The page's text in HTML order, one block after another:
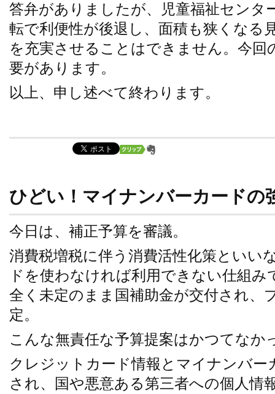
答弁がありましたが、児童福祉センタ
転で利便性が後退し、面積も狭くなる
を充実させることはできません。今回
要があります。
以上、申し述べて終わります。
ひどい！マイナンバーカードの
今日は、補正予算を審議。
消費税増税に伴う消費活性化策といい
ドを使わなければ利用できない仕組
全く未定のまま国補助金が交付され、
定。
こんな無責任な予算提案はかつてなか
クレジットカード情報とマイナンバー
され、国や悪意ある第三者への個人情